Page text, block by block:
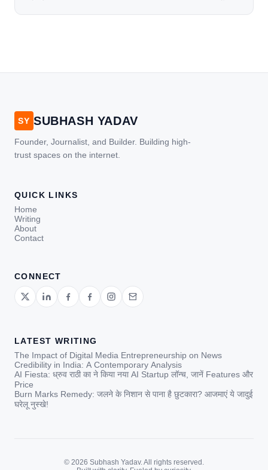
[…]
SY SUBHASH YADAV
Founder, Journalist, and Builder. Building high-
trust spaces on the internet.
QUICK LINKS
Home
Writing
About
Contact
CONNECT
LATEST WRITING
The Impact of Digital Media Entrepreneurship on News
Credibility in India: A Contemporary Analysis
AI Fiesta: ध्रुव राठी का ने किया नया AI Startup लॉन्च, जानें Features और
Price
Burn Marks Remedy: जलने के निशान से पाना है छुटकारा? आजमाएं ये जादुई
घरेलू नुस्खे!
© 2026 Subhash Yadav. All rights reserved.